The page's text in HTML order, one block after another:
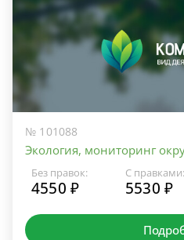
№ 101088
Экология, мониторинг
Без правок:
4550 ₽
С правками:
5530 ₽